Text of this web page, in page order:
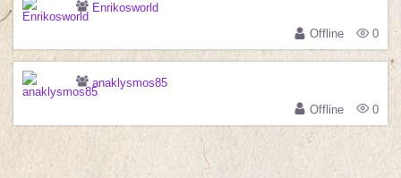
Enrikosworld
Offline
0
anaklysmos85
Offline
0